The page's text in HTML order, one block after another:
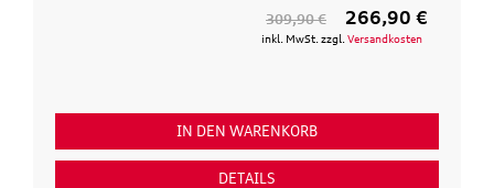
309,90 € 266,90 €
inkl. MwSt. zzgl. Versandkosten
IN DEN WARENKORB
DETAILS